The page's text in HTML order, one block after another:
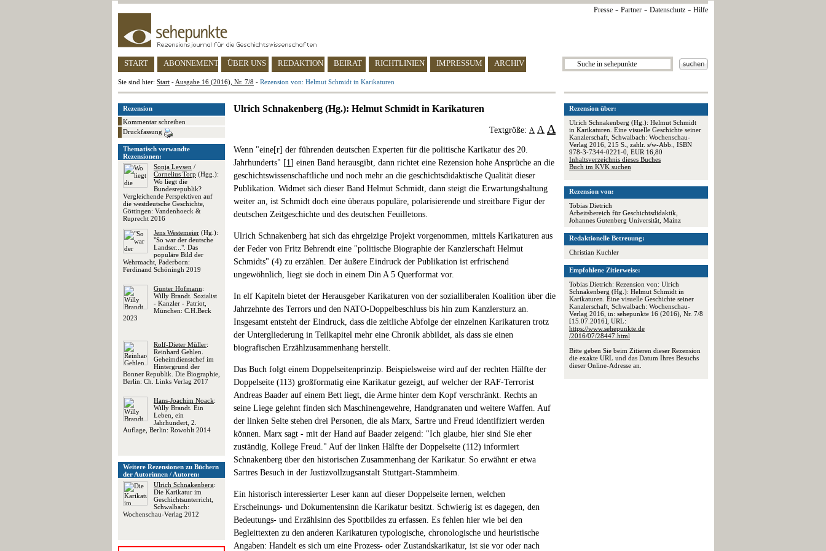
Presse - Partner - Datenschutz - Hilfe
START ABONNEMENT ÜBER UNS REDAKTION BEIRAT RICHTLINIEN IMPRESSUM ARCHIV
Sie sind hier: Start - Ausgabe 16 (2016), Nr. 7/8 - Rezension von: Helmut Schmidt in Karikaturen
Rezension über:
Ulrich Schnakenberg (Hg.): Helmut Schmidt
in Karikaturen. Eine visuelle Geschichte seiner
Kanzlerschaft, Schwalbach: Wochenschau-
Verlag 2016, 215 S., zahlr. s/w-Abb., ISBN
978-3-7344-0221-0, EUR 16,80
Inhaltsverzeichnis dieses Buches
Buch im KVK suchen
Rezension von:
Tobias Dietrich
Arbeitsbereich für Geschichtsdidaktik,
Johannes Gutenberg Universität, Mainz
Redaktionelle Betreuung:
Christian Kuchler
Empfohlene Zitierweise:
Tobias Dietrich: Rezension von: Ulrich
Schnakenberg (Hg.): Helmut Schmidt in
Karikaturen. Eine visuelle Geschichte seiner
Kanzlerschaft, Schwalbach: Wochenschau-
Verlag 2016, in: sehepunkte 16 (2016), Nr. 7/8
[15.07.2016], URL:
https://www.sehepunkte.de
/2016/07/28447.html
Bitte geben Sie beim Zitieren dieser Rezension
die exakte URL und das Datum Ihres Besuchs
dieser Online-Adresse an.
Rezension
Kommentar schreiben
Druckfassung
Thematisch verwandte
Rezensionen:
Sonja Levsen /
Cornelius Torp (Hgg.):
Wo liegt die
Bundesrepublik?
Vergleichende Perspektiven auf
die westdeutsche Geschichte,
Göttingen: Vandenhoeck &
Ruprecht 2016
Jens Westemeier (Hg.):
"So war der deutsche
Landser...". Das
populäre Bild der
Wehrmacht, Paderborn:
Ferdinand Schöningh 2019
Gunter Hofmann:
Willy Brandt. Sozialist
- Kanzler - Patriot,
München: C.H.Beck
2023
Rolf-Dieter Müller:
Reinhard Gehlen.
Geheimdienstchef im
Hintergrund der
Bonner Republik. Die Biographie,
Berlin: Ch. Links Verlag 2017
Hans-Joachim Noack:
Willy Brandt. Ein
Leben, ein
Jahrhundert, 2.
Auflage, Berlin: Rowohlt 2014
Weitere Rezensionen zu Büchern
der Autorinnen / Autoren:
Ulrich Schnakenberg:
Die Karikatur im
Geschichtsunterricht,
Schwalbach:
Wochenschau-Verlag 2012
Ulrich Schnakenberg (Hg.): Helmut Schmidt in Karikaturen
Textgröße: A A A
Wenn "eine[r] der führenden deutschen Experten für die politische Karikatur des 20.
Jahrhunderts" [1] einen Band herausgibt, dann richtet eine Rezension hohe Ansprüche an die
geschichtswissenschaftliche und noch mehr an die geschichtsdidaktische Qualität dieser
Publikation. Widmet sich dieser Band Helmut Schmidt, dann steigt die Erwartungshaltung
weiter an, ist Schmidt doch eine überaus populäre, polarisierende und streitbare Figur der
deutschen Zeitgeschichte und des deutschen Feuilletons.
Ulrich Schnakenberg hat sich das ehrgeizige Projekt vorgenommen, mittels Karikaturen aus
der Feder von Fritz Behrendt eine "politische Biographie der Kanzlerschaft Helmut
Schmidts" (4) zu erzählen. Der äußere Eindruck der Publikation ist erfrischend
ungewöhnlich, liegt sie doch in einem Din A 5 Querformat vor.
In elf Kapiteln bietet der Herausgeber Karikaturen von der sozialliberalen Koalition über die
Jahrzehnte des Terrors und den NATO-Doppelbeschluss bis hin zum Kanzlersturz an.
Insgesamt entsteht der Eindruck, dass die zeitliche Abfolge der einzelnen Karikaturen trotz
der Untergliederung in Teilkapitel mehr eine Chronik abbildet, als dass sie einen
biografischen Erzählzusammenhang herstellt.
Das Buch folgt einem Doppelseitenprinzip. Beispielsweise wird auf der rechten Hälfte der
Doppelseite (113) großformatig eine Karikatur gezeigt, auf welcher der RAF-Terrorist
Andreas Baader auf einem Bett liegt, die Arme hinter dem Kopf verschränkt. Rechts an
seine Liege gelehnt finden sich Maschinengewehre, Handgranaten und weitere Waffen. Auf
der linken Seite stehen drei Personen, die als Marx, Sartre und Freud identifiziert werden
können. Marx sagt - mit der Hand auf Baader zeigend: "Ich glaube, hier sind Sie eher
zuständig, Kollege Freud." Auf der linken Hälfte der Doppelseite (112) informiert
Schnakenberg über den historischen Zusammenhang der Karikatur. So erwähnt er etwa
Sartres Besuch in der Justizvollzugsanstalt Stuttgart-Stammheim.
Ein historisch interessierter Leser kann auf dieser Doppelseite lernen, welchen
Erscheinungs- und Dokumentensinn die Karikatur besitzt. Schwierig ist es dagegen, den
Bedeutungs- und Erzählsinn des Spottbildes zu erfassen. Es fehlen hier wie bei den
Begleittexten zu den anderen Karikaturen typologische, chronologische und heuristische
Angaben: Handelt es sich um eine Prozess- oder Zustandskarikatur, ist sie vor oder nach